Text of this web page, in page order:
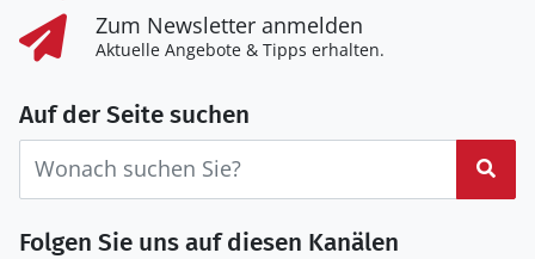
Zum Newsletter anmelden
Aktuelle Angebote & Tipps erhalten.
Auf der Seite suchen
Folgen Sie uns auf diesen Kanälen